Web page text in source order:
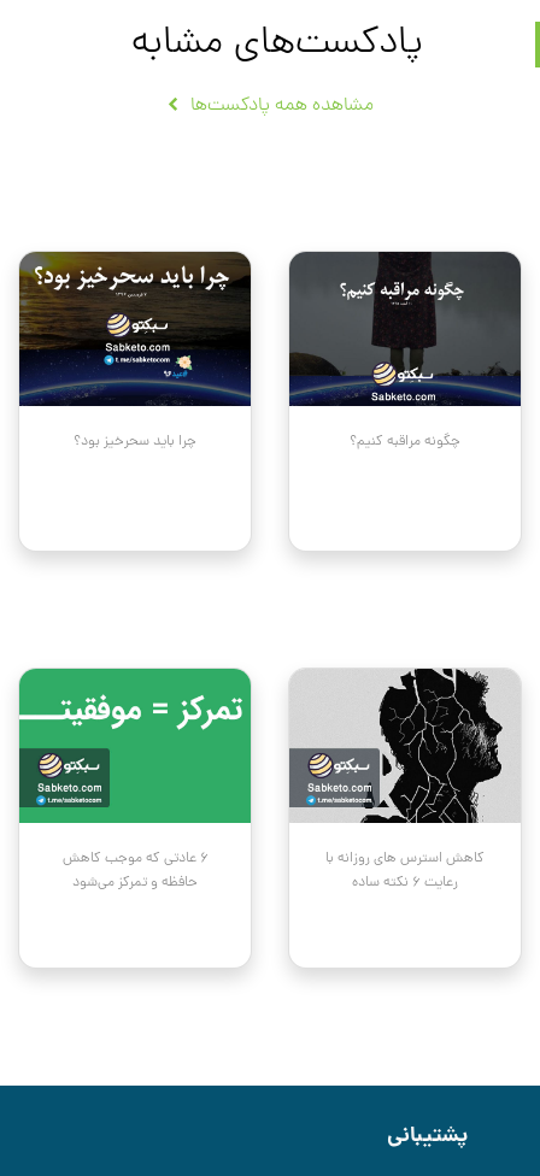
پادکست‌های مشابه
مشاهده همه پادکست‌ها
چگونه مراقبه کنیم؟ چرا باید سحرخیز بود؟
کاهش استرس های روزانه با
رعایت ۶ نکته ساده
۶ عادتی که موجب کاهش
حافظه و تمرکز می‌شود
پشتیبانی